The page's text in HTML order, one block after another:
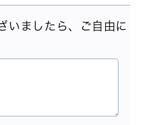
いましたら、ご自由に